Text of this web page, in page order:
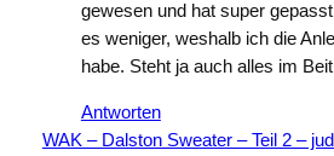
gewesen und hat super
es weniger, weshalb ich die
habe. Steht ja auch alles im
Antworten
WAK – Dalston Sweater – Teil 2 –